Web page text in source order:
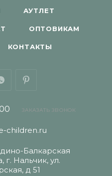
АУТЛЕТ
ОПТОВИКАМ
КОНТАКТЫ
ЗАКАЗАТЬ ЗВОНОК
children.ru
Балкарская
г. Нальчик, ул.
д 51